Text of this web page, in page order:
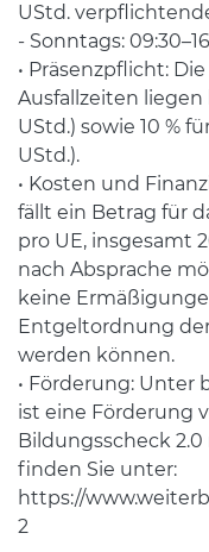
UStd.
- Sonntags:
• Präsenzpflicht:
Ausfallzeiten liegen
UStd.) sowie 10 %
UStd.).
• Kosten und
fällt ein Betrag für
pro UE, insgesamt
nach Absprache
keine
Entgeltordnung
werden können.
• Förderung: Unter
ist eine Förderung
Bildungsscheck
finden Sie unter:
https://
2